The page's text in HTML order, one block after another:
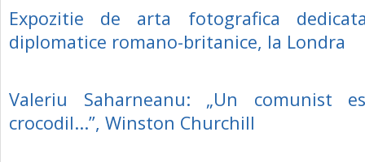
Expozitie de arta fotografica
diplomatice romano-britanice, la Londra
Valeriu Saharneanu: „Un comunist
crocodil...”, Winston Churchill